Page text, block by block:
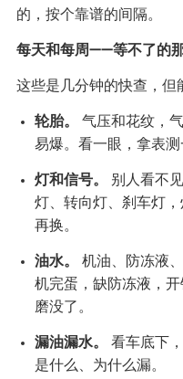
的，按个靠谱的间隔。
每天和每周——等不了的
这些是几分钟的快查，但
轮胎。
气压和花纹，
易爆。看一眼，拿表测
灯和信号。
别人看不
灯、转向灯、刹车灯
再换。
油水。
机油、防冻液
机完蛋，缺防冻液，
磨没了。
漏油漏水。
看车底下
是什么、为什么漏。